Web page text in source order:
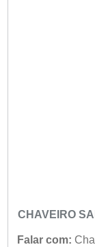
CHAVEIRO
Falar com: